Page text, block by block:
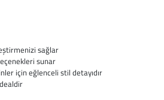
sağlar
sunar
için eğlenceli stil detayıdır